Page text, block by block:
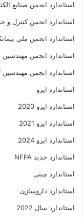
استاندارد انجمن صنايع
استاندارد انجمن کنترل و
استاندارد انجمن ملي
استاندارد انجمن مهندسين
استاندارد انجمن
استاندارد ایزو
استاندارد ایزو 2020
استاندارد ایزو 2021
استاندارد ایزو 2024
استاندارد جدید NFPA
استاندارد چینی
استاندارد داروسازی
استاندارد سال 2022